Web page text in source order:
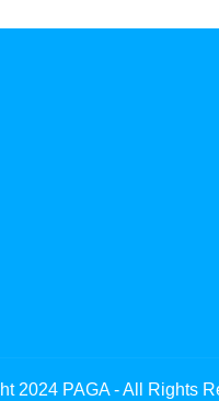
2024 PAGA - All Rights